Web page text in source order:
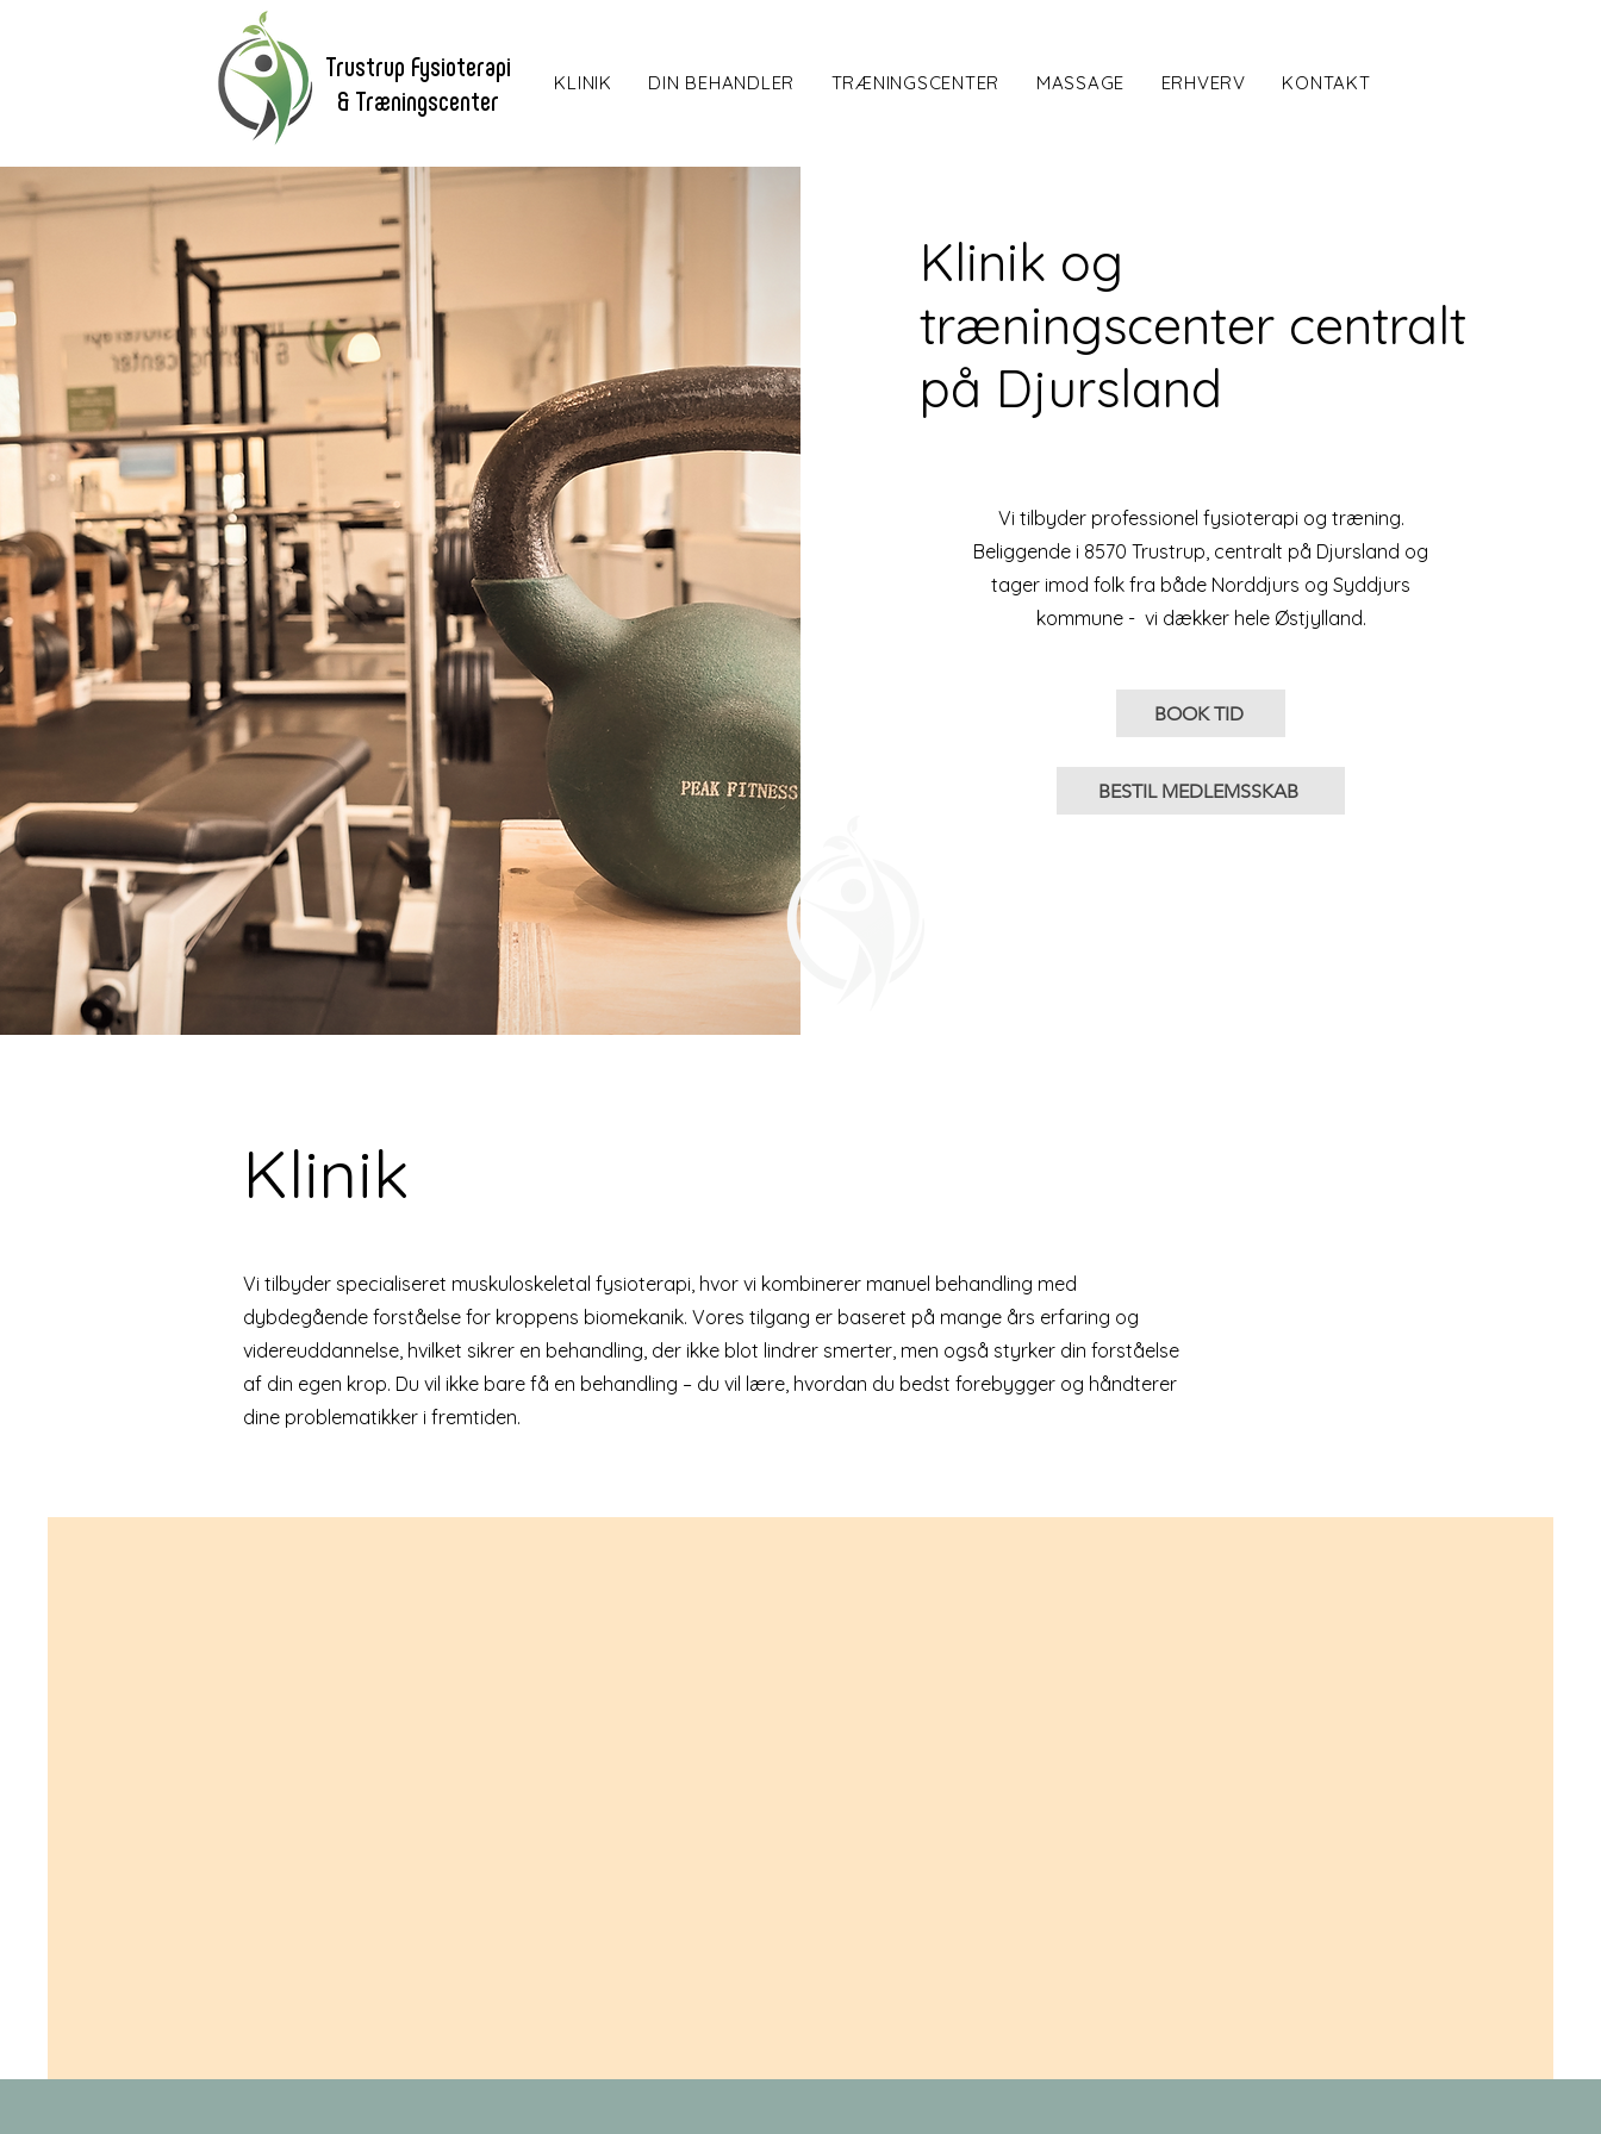
Trustrup Fysioterapi
& Træningscenter
KLINIK DIN BEHANDLER TRÆNINGSCENTER MASSAGE ERHVERV KONTAKT
Klinik og
træningscenter centralt
på Djursland
Vi tilbyder professionel fysioterapi og træning.
Beliggende i 8570 Trustrup, centralt på Djursland og
tager imod folk fra både Norddjurs og Syddjurs
kommune - vi dækker hele Østjylland.
BOOK TID
BESTIL MEDLEMSSKAB
Klinik
Vi tilbyder specialiseret muskuloskeletal fysioterapi, hvor vi kombinerer manuel behandling med
dybdegående forståelse for kroppens biomekanik. Vores tilgang er baseret på mange års erfaring og
videreuddannelse, hvilket sikrer en behandling, der ikke blot lindrer smerter, men også styrker din forståelse
af din egen krop. Du vil ikke bare få en behandling – du vil lære, hvordan du bedst forebygger og håndterer
dine problematikker i fremtiden.